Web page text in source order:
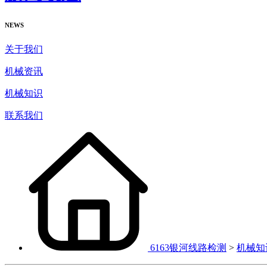
NEWS
关于我们
机械资讯
机械知识
联系我们
6163银河线路检测 > 机械知